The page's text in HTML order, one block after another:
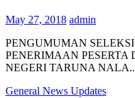
May 27, 2018 admin
PENGUMUMAN
PENERIMAAN PESERTA
NEGERI TARUNA
General News Updates